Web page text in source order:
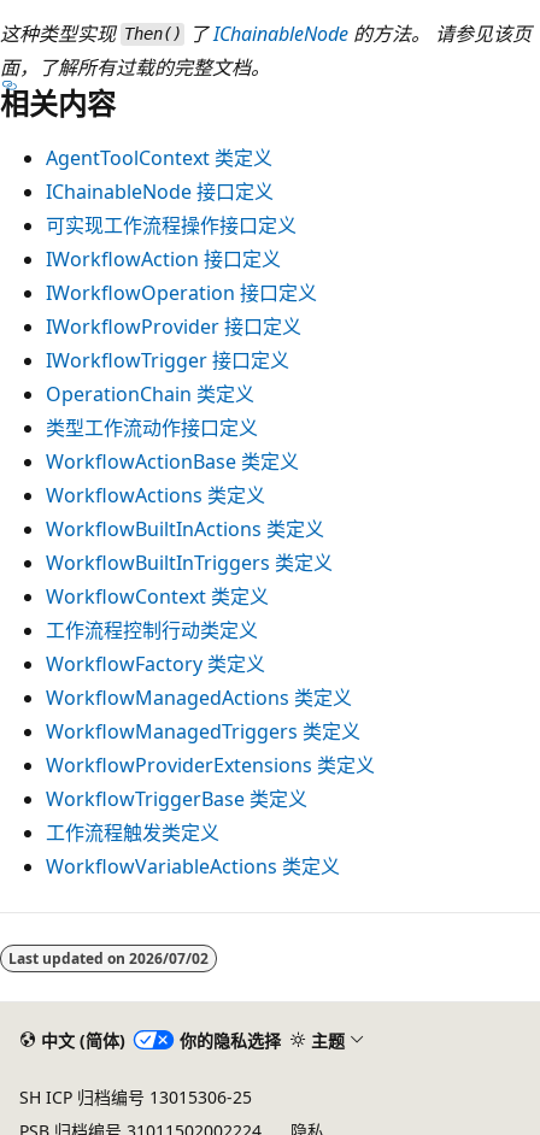
这种类型实现 Then() 了IChainableNode 的方法。 请参见该页
面，了解所有过载的完整文档。
相关内容
AgentToolContext 类定义
IChainableNode 接口定义
可实现工作流程操作接口定义
IWorkflowAction 接口定义
IWorkflowOperation 接口定义
IWorkflowProvider 接口定义
IWorkflowTrigger 接口定义
OperationChain 类定义
类型工作流动作接口定义
WorkflowActionBase 类定义
WorkflowActions 类定义
WorkflowBuiltInActions 类定义
WorkflowBuiltInTriggers 类定义
WorkflowContext 类定义
工作流程控制行动类定义
WorkflowFactory 类定义
WorkflowManagedActions 类定义
WorkflowManagedTriggers 类定义
WorkflowProviderExtensions 类定义
WorkflowTriggerBase 类定义
工作流程触发类定义
WorkflowVariableActions 类定义
阅
读Last updated on 2026/07/02
中文 (简体) 你的隐私选择 主题
SH ICP 归档编号 13015306-25